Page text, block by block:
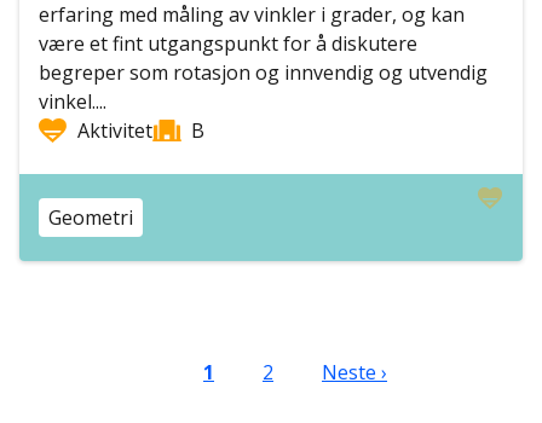
erfaring med måling av vinkler i grader, og kan
være et fint utgangspunkt for å diskutere
begreper som rotasjon og innvendig og utvendig
vinkel....
Aktivitet
B
Geometri
SiderNåværende side
1 Side
2 Neste side
Neste ›